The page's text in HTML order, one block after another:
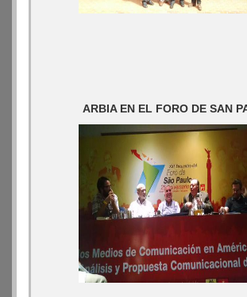
ARBIA EN EL FORO DE SAN